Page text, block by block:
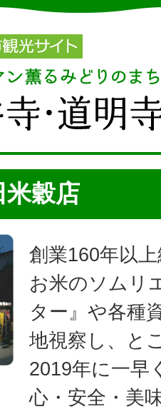
米穀店
創業160年以
お米のソムリ
ター』や各種
地視察し、と
2019年に一早
心・安全・美